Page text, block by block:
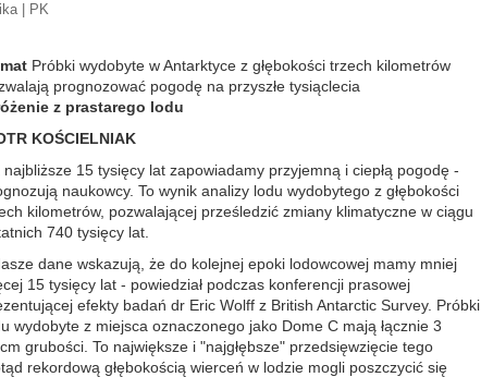
| PK
Próbki wydobyte w Antarktyce z głębokości trzech kilometrów
prognozować pogodę na przyszłe tysiąclecia
z prastarego lodu
KOŚCIELNIAK
najbliższe 15 tysięcy lat zapowiadamy przyjemną i ciepłą pogodę -
naukowcy. To wynik analizy lodu wydobytego z głębokości
kilometrów, pozwalającej prześledzić zmiany klimatyczne w ciągu
740 tysięcy lat.
dane wskazują, że do kolejnej epoki lodowcowej mamy mniej
15 tysięcy lat - powiedział podczas konferencji prasowej
efekty badań dr Eric Wolff z British Antarctic Survey. Próbki
wydobyte z miejsca oznaczonego jako Dome C mają łącznie 3
grubości. To największe i "najgłębsze" przedsięwzięcie tego
rekordową głębokością wierceń w lodzie mogli poszczycić się